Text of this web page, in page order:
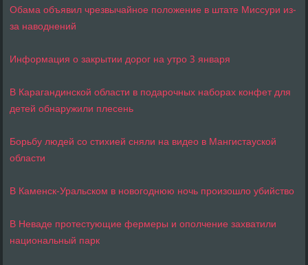
Обама объявил чрезвычайное положение в штате Миссури из-
за наводнений
Информация о закрытии дорог на утро 3 января
В Карагандинской области в подарочных наборах конфет для
детей обнаружили плесень
Борьбу людей со стихией сняли на видео в Мангистауской
области
В Каменск-Уральском в новогоднюю ночь произошло убийство
В Неваде протестующие фермеры и ополчение захватили
национальный парк